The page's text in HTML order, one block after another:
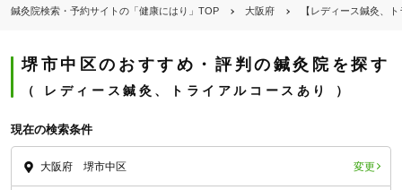
鍼灸院検索・予約サイトの「健康にはり」TOP 大阪府 【レディース鍼灸、
堺市中区のおすすめ・評判の鍼灸院を探す
レディース鍼灸、トライアルコースあり
現在の検索条件
大阪府 堺市中区 変更